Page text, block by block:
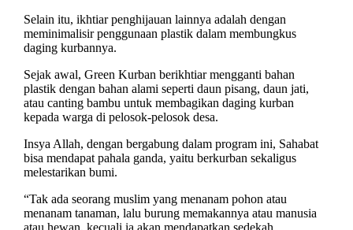
Selain itu, ikhtiar penghijauan lainnya adalah dengan
meminimalisir penggunaan plastik dalam membungkus
daging kurbannya.
Sejak awal, Green Kurban berikhtiar mengganti bahan
plastik dengan bahan alami seperti daun pisang, daun jati,
atau canting bambu untuk membagikan daging kurban
kepada warga di pelosok-pelosok desa.
Insya Allah, dengan bergabung dalam program ini, Sahabat
bisa mendapat pahala ganda, yaitu berkurban sekaligus
melestarikan bumi.
“Tak ada seorang muslim yang menanam pohon atau
menanam tanaman, lalu burung memakannya atau manusia
atau hewan, kecuali ia akan mendapatkan sedekah